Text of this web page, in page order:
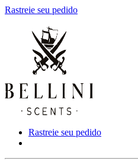
Rastreie seu pedido
Rastreie seu pedido